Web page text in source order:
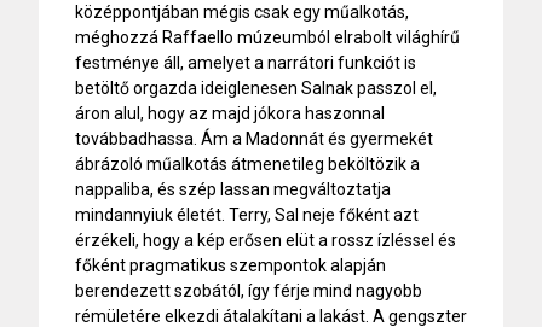
középpontjában mégis csak egy műalkotás,
méghozzá Raffaello múzeumból elrabolt világhírű
festménye áll, amelyet a narrátori funkciót is
betöltő orgazda ideiglenesen Salnak passzol el,
áron alul, hogy az majd jókora haszonnal
továbbadhassa. Ám a Madonnát és gyermekét
ábrázoló műalkotás átmenetileg beköltözik a
nappaliba, és szép lassan megváltoztatja
mindannyiuk életét. Terry, Sal neje főként azt
érzékeli, hogy a kép erősen elüt a rossz ízléssel és
főként pragmatikus szempontok alapján
berendezett szobától, így férje mind nagyobb
rémületére elkezdi átalakítani a lakást. A gengszter